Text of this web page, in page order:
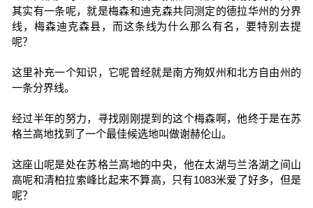
其实有一条呢，就是梅森和迪克森共同测定的德拉华州的分界
线，梅森迪克森县，而这条线为什么那么有名，要特别去提
呢？
这里补充一个知识，它呢曾经就是南方殉奴州和北方自由州的
一条分界线。
经过半年的努力，寻找刚刚提到的这个梅森啊，他终于是在苏
格兰高地找到了一个最佳候选地叫做谢赫伦山。
这座山呢是处在苏格兰高地的中央，他在太湖与兰洛湖之间山
高呢和清柏拉索峰比起来不算高，只有1083米爱了好多，但是
呢？